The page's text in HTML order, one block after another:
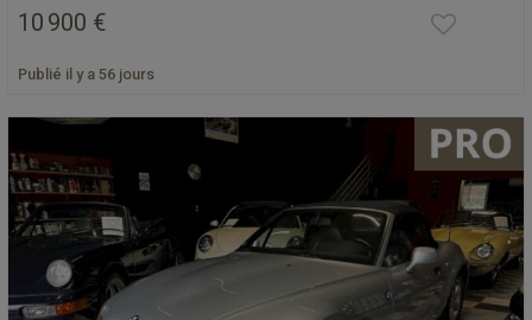
10 900 €
Publié il y a 56 jours